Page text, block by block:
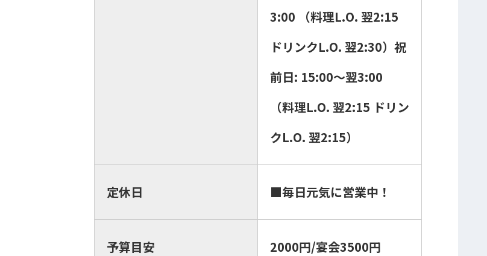
3:00 （料理L.O. 翌2:15
ドリンクL.O. 翌2:30）祝
前日: 15:00～翌3:00
（料理L.O. 翌2:15 ドリン
クL.O. 翌2:15）
定休日 ■毎日元気に営業中！
予算目安 2000円/宴会3500円